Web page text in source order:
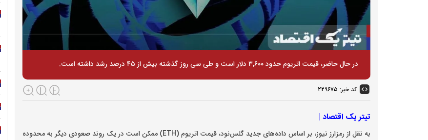
در حال حاضر، قیمت اتریوم حدود ۳,۶۰۰ دلار است و طی سی روز گذشته بیش از ۴۵ درصد رشد داشته است.
کد خبر: ۲۲۹۶۷۵
تیتر یک اقتصاد |
به نقل از رمزارز نیوز، بر اساس داده‌های جدید گلس‌نود، قیمت اتریوم (ETH) ممکن است در یک روند صعودی دیگر به محدوده